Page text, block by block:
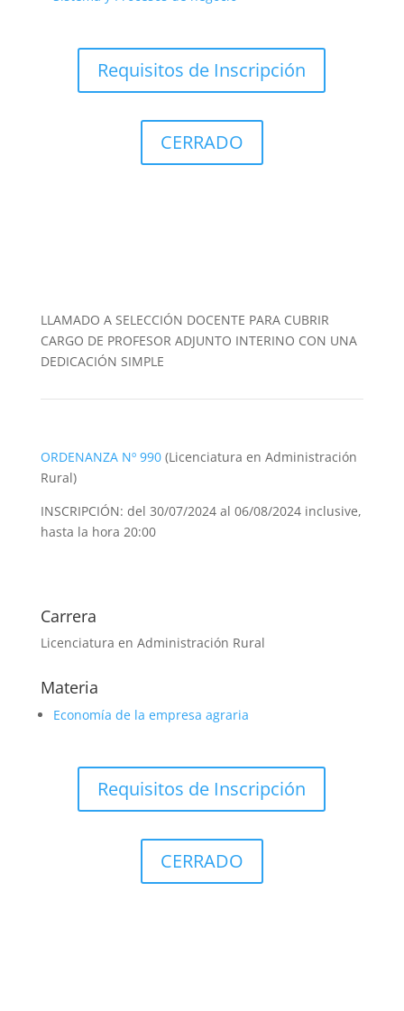
Requisitos de Inscripción
CERRADO
LLAMADO A SELECCIÓN DOCENTE PARA CUBRIR
CARGO DE PROFESOR ADJUNTO INTERINO CON UNA
DEDICACIÓN SIMPLE
ORDENANZA Nº 990(Licenciatura en Administración
Rural)
INSCRIPCIÓN: del 30/07/2024 al 06/08/2024 inclusive,
hasta la hora 20:00
Carrera
Licenciatura en Administración Rural
Materia
Economía de la empresa agraria
Requisitos de Inscripción
CERRADO